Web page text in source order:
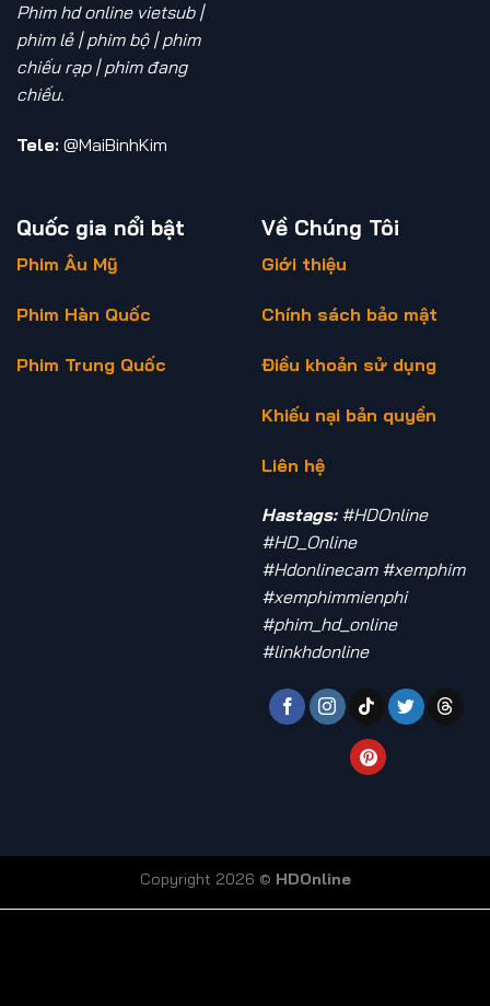
Phim hd online vietsub |
phim lẻ | phim bộ | phim
chiếu rạp | phim đang
chiếu.
Tele: @MaiBinhKim
Quốc gia nổi bật
Phim Âu Mỹ
Phim Hàn Quốc
Phim Trung Quốc
Về Chúng Tôi
Giới thiệu
Chính sách bảo mật
Điều khoản sử dụng
Khiếu nại bản quyền
Liên hệ
Hastags:#HDOnline
#HD_Online
#Hdonlinecam #xemphim
#xemphimmienphi
#phim_hd_online
#linkhdonline
Copyright 2026 © HDOnline